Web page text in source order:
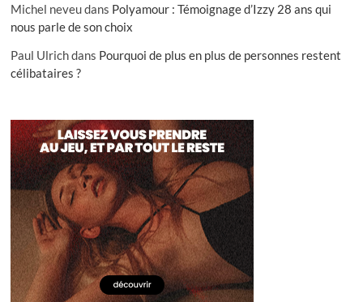
Michel neveudans Polyamour : Témoignage d’Izzy 28 ans qui
nous parle de son choix
Paul Ulrichdans Pourquoi de plus en plus de personnes restent
célibataires ?